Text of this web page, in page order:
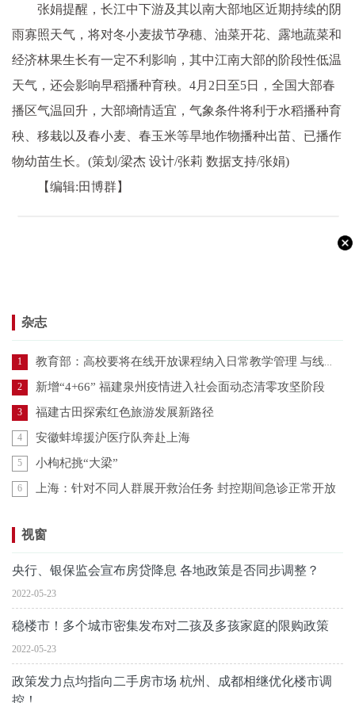
张娟提醒，长江中下游及其以南大部地区近期持续的阴
雨寡照天气，将对冬小麦拔节孕穗、油菜开花、露地蔬菜和
经济林果生长有一定不利影响，其中江南大部的阶段性低温
天气，还会影响早稻播种育秧。4月2日至5日，全国大部春
播区气温回升，大部墒情适宜，气象条件将利于水稻播种育
秧、移栽以及春小麦、春玉米等旱地作物播种出苗、已播作
物幼苗生长。(策划/梁杰 设计/张莉 数据支持/张娟)
【编辑:田博群】
杂志
1 教育部：高校要将在线开放课程纳入日常教学管理 与线下课程同管理同要求
2 新增“4+66” 福建泉州疫情进入社会面动态清零攻坚阶段
3 福建古田探索红色旅游发展新路径
4 安徽蚌埠援沪医疗队奔赴上海
5 小枸杞挑“大梁”
6 上海：针对不同人群展开救治任务 封控期间急诊正常开放
视窗
央行、银保监会宣布房贷降息 各地政策是否同步调整？
2022-05-23
稳楼市！多个城市密集发布对二孩及多孩家庭的限购政策
2022-05-23
政策发力点均指向二手房市场 杭州、成都相继优化楼市调
控！